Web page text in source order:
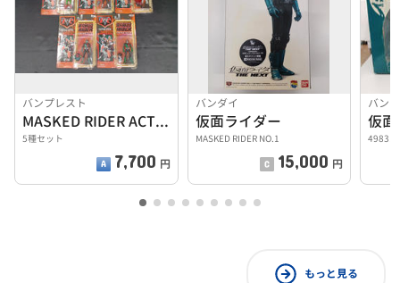
バンプレスト
MASKED RIDER ACTION FIGURE
5種セット
7,700 円
バンダイ
仮面ライダー
MASKED RIDER NO.1
15,000 円
バン
もっと見る